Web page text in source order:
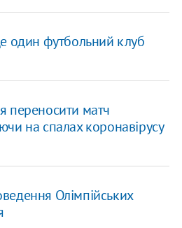
один футбольний клуб
переносити матч
на спалах коронавірусу
Олімпійських